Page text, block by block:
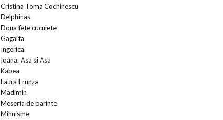
Cristina Toma Cochinescu
Delphinas
Doua fete cucuiete
Gagaita
Ingerica
Ioana. Asa si Asa
Kabea
Laura Frunza
Madimih
Meseria de parinte
Mihnisme